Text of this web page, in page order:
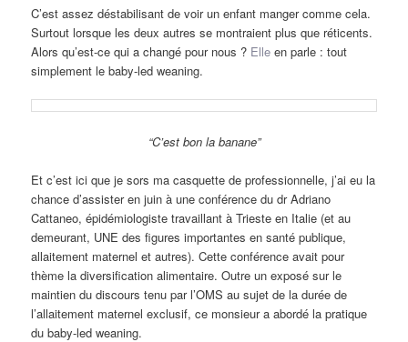
C’est assez déstabilisant de voir un enfant manger comme cela.
Surtout lorsque les deux autres se montraient plus que réticents.
Alors qu’est-ce qui a changé pour nous ? Elle en parle : tout
simplement le baby-led weaning.
“C’est bon la banane”
Et c’est ici que je sors ma casquette de professionnelle, j’ai eu la
chance d’assister en juin à une conférence du dr Adriano
Cattaneo, épidémiologiste travaillant à Trieste en Italie (et au
demeurant, UNE des figures importantes en santé publique,
allaitement maternel et autres). Cette conférence avait pour
thème la diversification alimentaire. Outre un exposé sur le
maintien du discours tenu par l’OMS au sujet de la durée de
l’allaitement maternel exclusif, ce monsieur a abordé la pratique
du baby-led weaning.